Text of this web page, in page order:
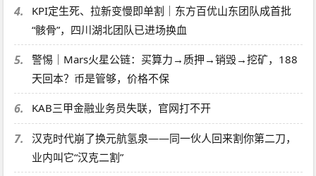
4.
KPI定生死、拉新变慢即单割｜东方百优山东团队成首批
“骸骨”，四川湖北团队已进场换血
5.
警惕｜Mars火星公链：买算力→质押→销毁→挖矿，188
天回本？币是管够，价格不保
6. KAB三甲金融业务员失联，官网打不开
7.
汉克时代崩了换元航氢泉——同一伙人回来割你第二刀，
业内叫它“汉克二割”